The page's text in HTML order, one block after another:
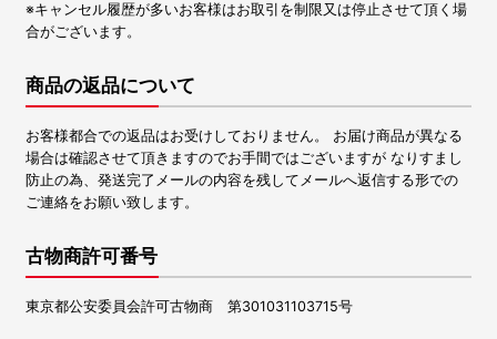
※キャンセル履歴が多いお客様はお取引を制限又は停止させて頂く場
合がございます。
商品の返品について
お客様都合での返品はお受けしておりません。 お届け商品が異なる
場合は確認させて頂きますのでお手間ではございますが なりすまし
防止の為、発送完了メールの内容を残してメールへ返信する形での
ご連絡をお願い致します。
古物商許可番号
東京都公安委員会許可古物商 第301031103715号